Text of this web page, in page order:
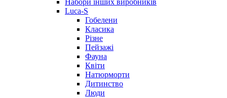
Luca-S
Гобелени
Класика
Різне
Пейзажі
Фауна
Квіти
Натюрморти
Дитинство
Люди